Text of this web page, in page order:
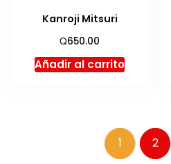
Kanroji Mitsuri
Q650.00
Añadir al carrito
1 2